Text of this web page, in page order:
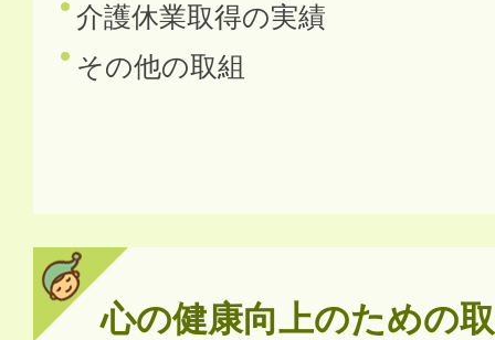
介護休業取得の実績
その他の取組
心の健康向上のための